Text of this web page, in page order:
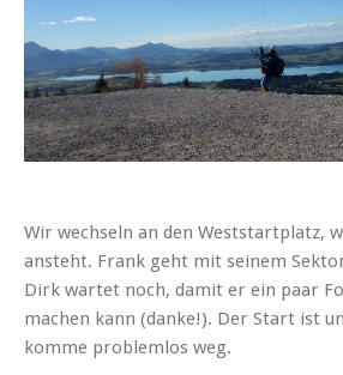
Wir wechseln an den Weststartplatz,
ansteht. Frank geht mit seinem
Dirk wartet noch, damit er ein paar
machen kann (danke!). Der Start ist
komme problemlos weg.